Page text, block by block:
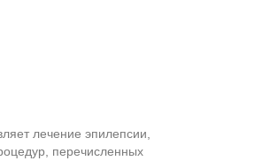
лечение эпилепсии,
перечисленных